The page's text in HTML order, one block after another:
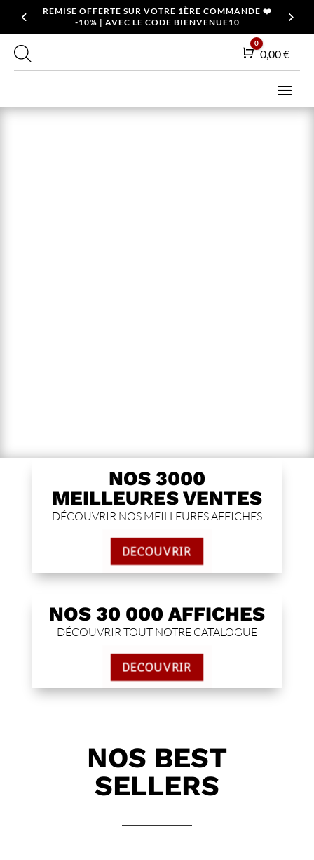
REMISE OFFERTE SUR VOTRE 1ÈRE COMMANDE ❤️
-10% | AVEC LE CODE BIENVENUE10
Panier
0
0,00€
NOS 3000
MEILLEURES VENTES
DÉCOUVRIR NOS MEILLEURES AFFICHES
DÉCOUVRIR
NOS 30 000 AFFICHES
DÉCOUVRIR TOUT NOTRE CATALOGUE
DÉCOUVRIR
NOS BEST
SELLERS